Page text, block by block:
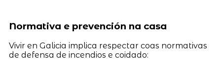
Normativa e prevención na casa
Vivir en Galicia implica respectar coas normativas
de defensa de incendios e coidado: